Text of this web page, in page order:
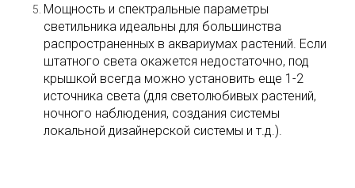
Мощность и спектральные параметры
светильника идеальны для большинства
распространенных в аквариумах растений. Если
штатного света окажется недостаточно, под
крышкой всегда можно установить еще 1-2
источника света (для светолюбивых растений,
ночного наблюдения, создания системы
локальной дизайнерской системы и т.д.).